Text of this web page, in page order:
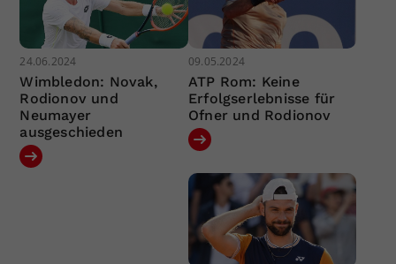
24.06.2024
Wimbledon: Novak,
Rodionov und
Neumayer
ausgeschieden
09.05.2024
ATP Rom: Keine
Erfolgserlebnisse für
Ofner und Rodionov